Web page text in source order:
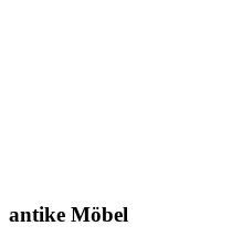
antike Möbel